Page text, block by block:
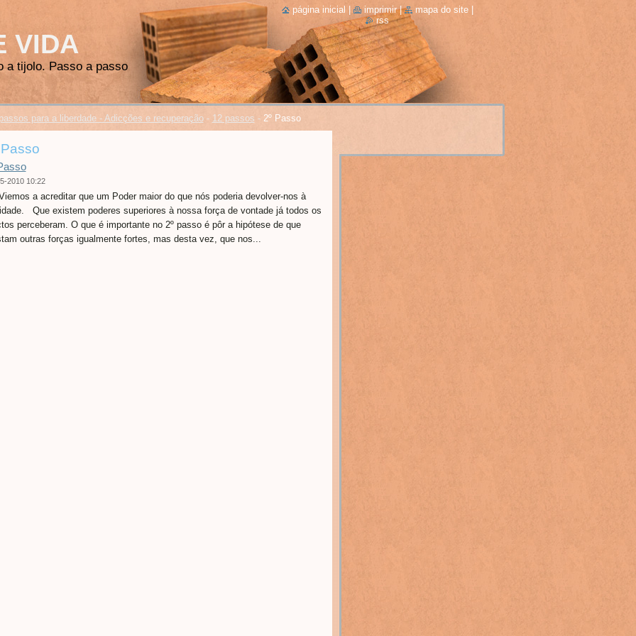
VIDA
a tijolo. Passo a passo
para a liberdade - Adicções e recuperação - 12 passos - 2º Passo
Passo
2010 10:22
a acreditar que um Poder maior do que nós poderia devolver-nos à
Que existem poderes superiores à nossa força de vontade já todos os
perceberam. O que é importante no 2º passo é pôr a hipótese de que
outras forças igualmente fortes, mas desta vez, que nos...
página inicial imprimir | mapa do site
rss